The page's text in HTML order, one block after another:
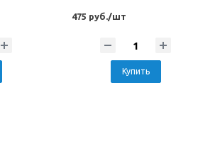
475 руб./шт
Купить